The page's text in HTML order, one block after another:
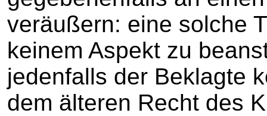
veräußern: eine solche
keinem Aspekt zu
jedenfalls der Beklagte
dem älteren Recht des